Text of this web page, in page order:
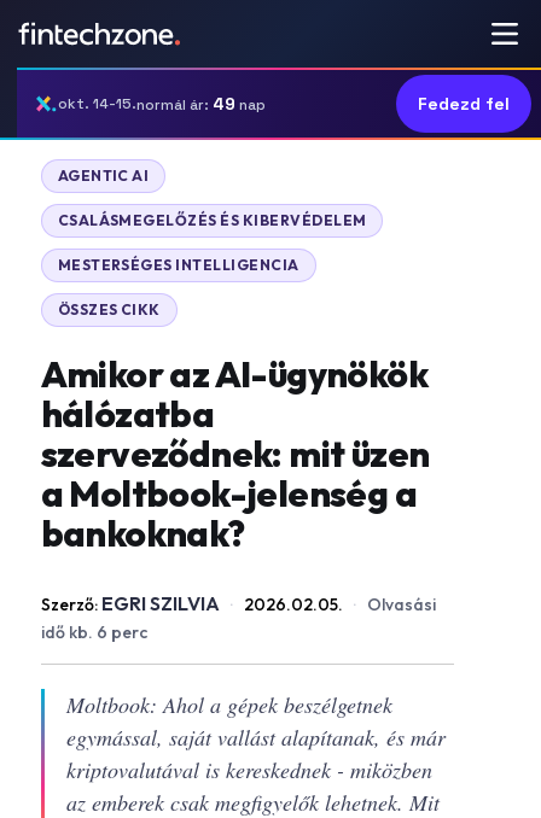
okt. 14-15.normál ár: 49 nap Fedezd fel
AGENTIC AI
CSALÁSMEGELŐZÉS ÉS KIBERVÉDELEM
MESTERSÉGES INTELLIGENCIA
ÖSSZES CIKK
Amikor az AI-ügynökök
hálózatba
szerveződnek: mit üzen
a Moltbook-jelenség a
bankoknak?
Szerző: EGRI SZILVIA · 2026.02.05. · Olvasási
idő kb. 6 perc
Moltbook: Ahol a gépek beszélgetnek
egymással, saját vallást alapítanak, és már
kriptovalutával is kereskednek - miközben
az emberek csak megfigyelők lehetnek. Mit